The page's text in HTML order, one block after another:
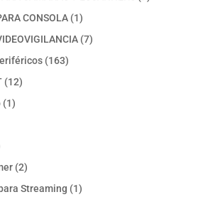
CONSOLA 11
producto
77
163163
1212
11
productos
22
productos
Streaming 11